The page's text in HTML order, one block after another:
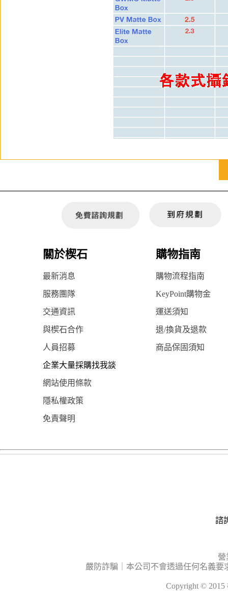
關於楔石 購物指南
最新消息 購物流程指南
服務團隊 KeyPoint購物金
交通資訊 運送須知
與楔石合作 退/換貨及退款
人員招募 商品保固須知
企業大量採購找我談
網站使用條款
隱私權政策
免責聲明
諮
營
嚴防詐騙｜本公司不會透過任何名義
Copyright ©